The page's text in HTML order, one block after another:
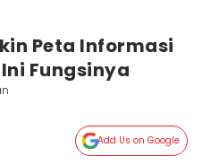
Peta Informasi
Fungsinya
Add Us on Google